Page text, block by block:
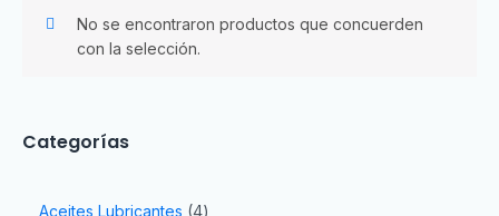
Categorías
Aceites Lubricantes 4
No se encontraron productos que concuerden
con la selección.